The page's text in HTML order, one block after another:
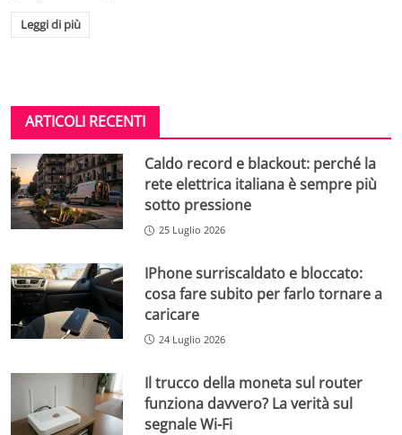
Leggi di più
ARTICOLI RECENTI
Caldo record e blackout: perché la
rete elettrica italiana è sempre più
sotto pressione
25 Luglio 2026
IPhone surriscaldato e bloccato:
cosa fare subito per farlo tornare a
caricare
24 Luglio 2026
Il trucco della moneta sul router
funziona davvero? La verità sul
segnale Wi-Fi